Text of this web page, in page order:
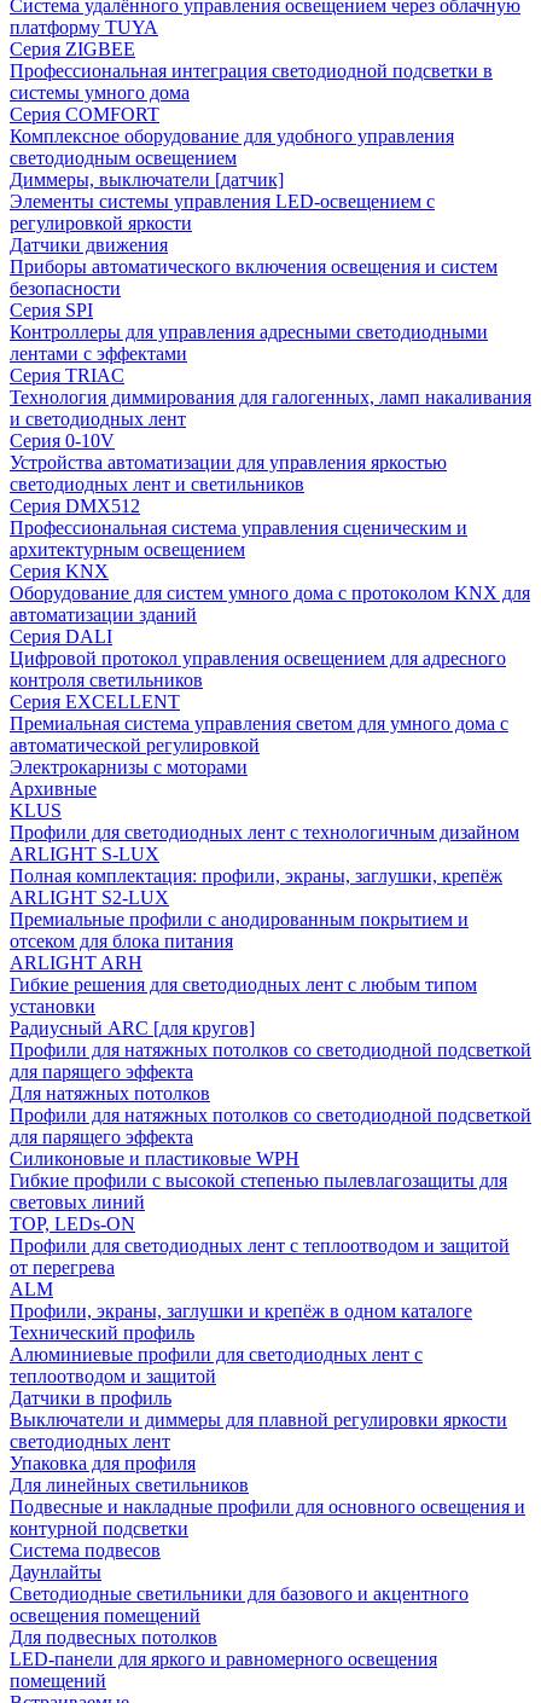
Система удалённого управления освещением через облачную
платформу TUYA
Серия ZIGBEE
Профессиональная интеграция светодиодной подсветки в
системы умного дома
Серия COMFORT
Комплексное оборудование для удобного управления
светодиодным освещением
Диммеры, выключатели [датчик]
Элементы системы управления LED-освещением с
регулировкой яркости
Датчики движения
Приборы автоматического включения освещения и систем
безопасности
Серия SPI
Контроллеры для управления адресными светодиодными
лентами с эффектами
Серия TRIAC
Технология диммирования для галогенных, ламп накаливания
и светодиодных лент
Серия 0-10V
Устройства автоматизации для управления яркостью
светодиодных лент и светильников
Серия DMX512
Профессиональная система управления сценическим и
архитектурным освещением
Серия KNX
Оборудование для систем умного дома с протоколом KNX для
автоматизации зданий
Серия DALI
Цифровой протокол управления освещением для адресного
контроля светильников
Серия EXCELLENT
Премиальная система управления светом для умного дома с
автоматической регулировкой
Электрокарнизы с моторами
Архивные
KLUS
Профили для светодиодных лент с технологичным дизайном
ARLIGHT S-LUX
Полная комплектация: профили, экраны, заглушки, крепёж
ARLIGHT S2-LUX
Премиальные профили с анодированным покрытием и
отсеком для блока питания
ARLIGHT ARH
Гибкие решения для светодиодных лент с любым типом
установки
Радиусный ARC [для кругов]
Профили для натяжных потолков со светодиодной подсветкой
для парящего эффекта
Для натяжных потолков
Профили для натяжных потолков со светодиодной подсветкой
для парящего эффекта
Силиконовые и пластиковые WPH
Гибкие профили с высокой степенью пылевлагозащиты для
световых линий
TOP, LEDs-ON
Профили для светодиодных лент с теплоотводом и защитой
от перегрева
ALM
Профили, экраны, заглушки и крепёж в одном каталоге
Технический профиль
Алюминиевые профили для светодиодных лент с
теплоотводом и защитой
Датчики в профиль
Выключатели и диммеры для плавной регулировки яркости
светодиодных лент
Упаковка для профиля
Для линейных светильников
Подвесные и накладные профили для основного освещения и
контурной подсветки
Система подвесов
Даунлайты
Светодиодные светильники для базового и акцентного
освещения помещений
Для подвесных потолков
LED-панели для яркого и равномерного освещения
помещений